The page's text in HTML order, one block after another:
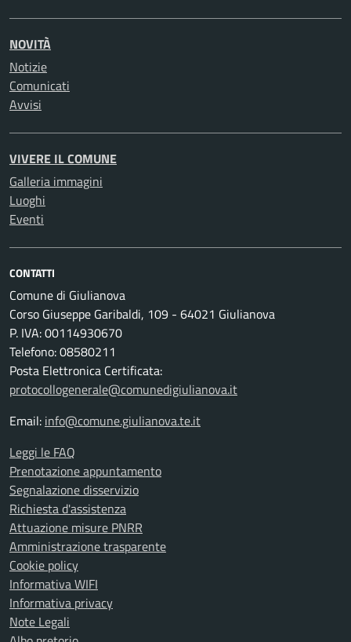
NOVITÀ
Notizie
Comunicati
Avvisi
VIVERE IL COMUNE
Galleria immagini
Luoghi
Eventi
CONTATTI
Comune di Giulianova
Corso Giuseppe Garibaldi, 109 - 64021 Giulianova
P. IVA: 00114930670
Telefono: 08580211
Posta Elettronica Certificata:
protocollogenerale@comunedigiulianova.it
Email: info@comune.giulianova.te.it
Leggi le FAQ
Prenotazione appuntamento
Segnalazione disservizio
Richiesta d'assistenza
Attuazione misure PNRR
Amministrazione trasparente
Cookie policy
Informativa WIFI
Informativa privacy
Note Legali